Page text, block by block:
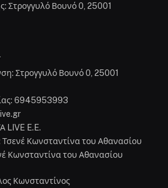
Στρογγυλό Βουνό 0, 25001
Στρογγυλό Βουνό 0, 25001
6945953993
LIVE E.E.
Κωνσταντίνα του Αθανασίου
Κωνσταντίνα του Αθανασίου
Κωνσταντίνος